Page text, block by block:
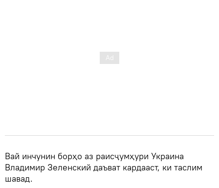
Вай инчунин борҳо аз раисҷумҳури Украина
Владимир Зеленский даъват кардааст, ки таслим
шавад.